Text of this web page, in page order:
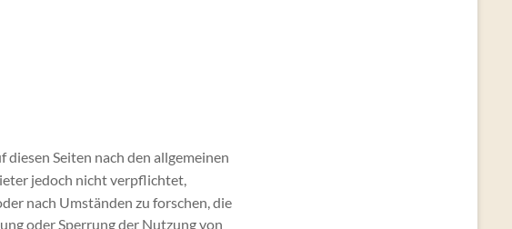
diesen Seiten nach den allgemeinen
jedoch nicht verpflichtet,
nach Umständen zu forschen, die
oder Sperrung der Nutzung von